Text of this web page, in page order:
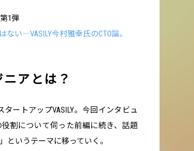
1弾
い―VASILY今村雅幸氏のCTO論。
アとは？
ートアップVASILY。今回インタビュ
役割について伺った前編に続き、話題
というテーマに移っていく。